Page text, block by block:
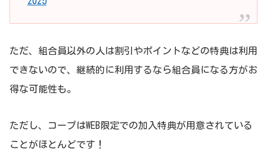
ただ、組合員以外の人は割引やポイントなどの特典は利用
できないので、継続的に利用するなら組合員になる方がお
得な可能性も。
ただし、コープはWEB限定での加入特典が用意されている
ことがほとんどです！